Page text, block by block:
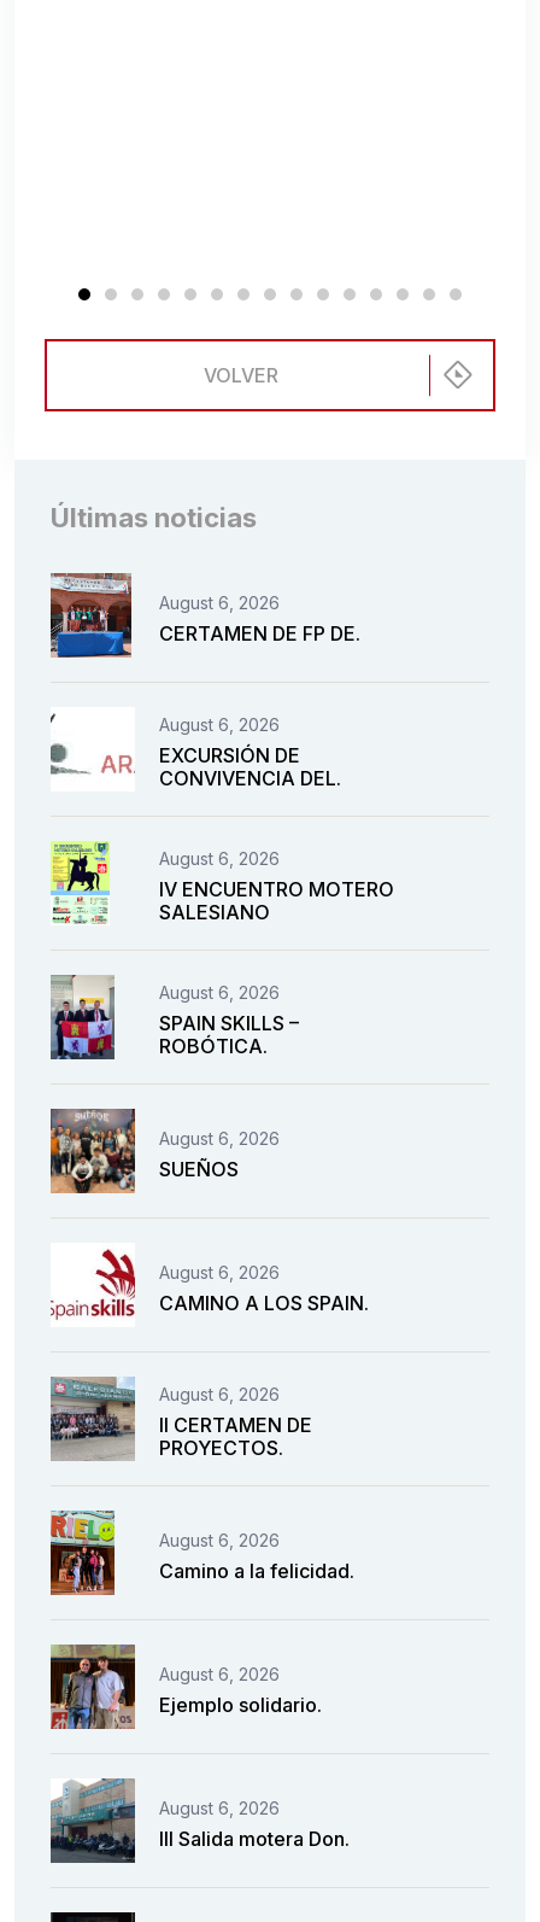
VOLVER
Últimas noticias
August 6, 2026
CERTAMEN DE FP DE.
August 6, 2026
EXCURSIÓN DE
CONVIVENCIA DEL.
August 6, 2026
IV ENCUENTRO MOTERO
SALESIANO
August 6, 2026
SPAIN SKILLS –
ROBÓTICA.
August 6, 2026
SUEÑOS
August 6, 2026
CAMINO A LOS SPAIN.
August 6, 2026
II CERTAMEN DE
PROYECTOS.
August 6, 2026
Camino a la felicidad.
August 6, 2026
Ejemplo solidario.
August 6, 2026
III Salida motera Don.